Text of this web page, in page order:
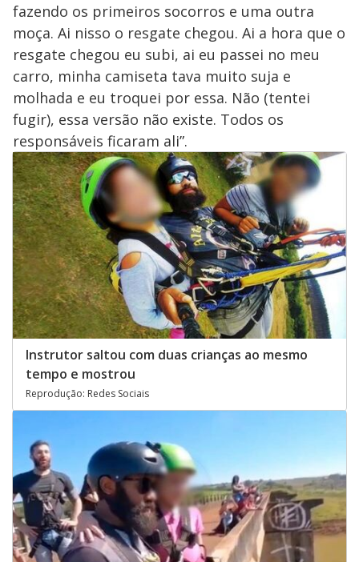
fazendo os primeiros socorros e uma outra
moça. Ai nisso o resgate chegou. Ai a hora que o
resgate chegou eu subi, ai eu passei no meu
carro, minha camiseta tava muito suja e
molhada e eu troquei por essa. Não (tentei
fugir), essa versão não existe. Todos os
responsáveis ficaram ali”.
Instrutor saltou com duas crianças ao mesmo
tempo e mostrou
Reprodução: Redes Sociais